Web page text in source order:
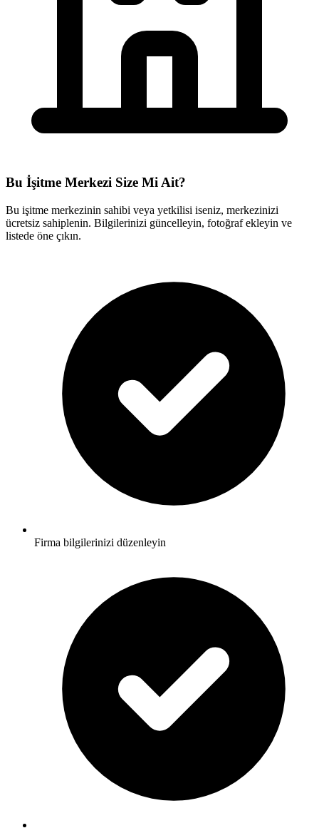
Bu İşitme Merkezi Size Mi Ait?
Bu işitme merkezinin sahibi veya yetkilisi iseniz, merkezinizi
ücretsiz sahiplenin. Bilgilerinizi güncelleyin, fotoğraf ekleyin ve
listede öne çıkın.
Firma bilgilerinizi düzenleyin